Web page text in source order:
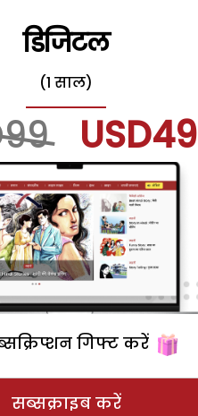
डिजिटल
(1 साल)
USD49
गिफ्ट करें
सब्सक्राइब करें